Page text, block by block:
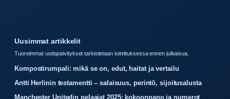
Uusimmat artikkelit
Tuoreimmat uutispaivitykset tarkistetaan toimituksessa ennen julkaisua.
Kompostirumpali: mikä se on, edut, haitat ja vertailu
Antti Herlinin testamentti – salaisuus, perintö, sijoitusalusta
Manchester Unitedin pelaajat 2025: kokoonpano ja numerot